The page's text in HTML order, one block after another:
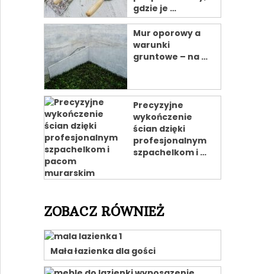
gdzie je …
Mur oporowy a
warunki
gruntowe – na …
Precyzyjne
wykończenie
ścian dzięki
profesjonalnym
szpachelkom i …
ZOBACZ RÓWNIEŻ
Mała łazienka dla gości